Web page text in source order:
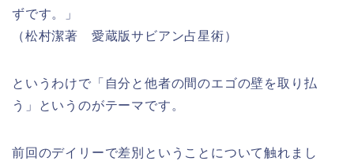
ずです。」
（松村潔著 愛蔵版サビアン占星術）
というわけで「自分と他者の間のエゴの壁を取り払
う」というのがテーマです。
前回のデイリーで差別ということについて触れまし